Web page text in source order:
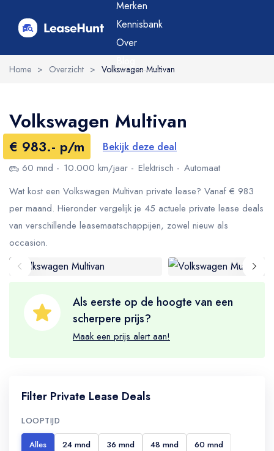
Merken
Kennisbank
Over
Home > Overzicht > Volkswagen Multivan
Volkswagen Multivan
€ 983.- p/m Bekijk deze deal
60 mnd 10.000 km/jaar Elektrisch
Automaat
Wat kost een Volkswagen Multivan private lease? Vanaf € 983
per maand. Hieronder vergelijk je 45 actuele private lease deals
van verschillende leasemaatschappijen, zowel nieuw als
occasion.
Als eerste op de hoogte van een
scherpere prijs?
Maak een prijs alert aan!
Filter Private Lease Deals
LOOPTIJD
Alles 24 mnd 36 mnd 48 mnd 60 mnd